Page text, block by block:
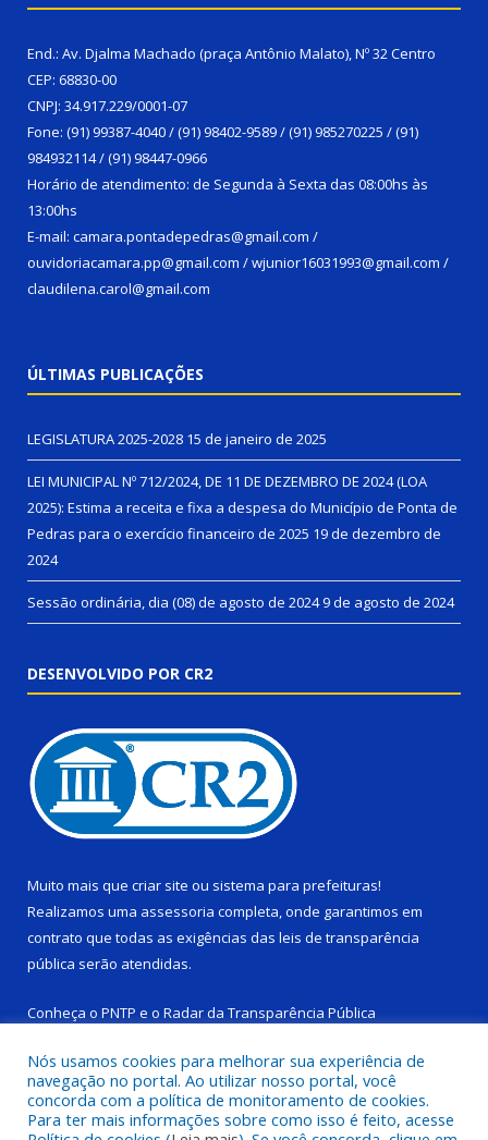
End.: Av. Djalma Machado (praça Antônio Malato), Nº 32 Centro
CEP: 68830-00
CNPJ: 34.917.229/0001-07
Fone: (91) 99387-4040 / (91) 98402-9589 / (91) 985270225 / (91)
984932114 / (91) 98447-0966
Horário de atendimento: de Segunda à Sexta das 08:00hs às
13:00hs
E-mail: camara.pontadepedras@gmail.com /
ouvidoriacamara.pp@gmail.com / wjunior16031993@gmail.com /
claudilena.carol@gmail.com
ÚLTIMAS PUBLICAÇÕES
LEGISLATURA 2025-2028 15 de janeiro de 2025
LEI MUNICIPAL Nº 712/2024, DE 11 DE DEZEMBRO DE 2024 (LOA
2025): Estima a receita e fixa a despesa do Município de Ponta de
Pedras para o exercício financeiro de 2025 19 de dezembro de
2024
Sessão ordinária, dia (08) de agosto de 20249 de agosto de 2024
DESENVOLVIDO POR CR2
Muito mais que criar site ou sistema para prefeituras!
Realizamos uma assessoria completa, onde garantimos em
contrato que todas as exigências das leis de transparência
pública serão atendidas.
Conheça o PNTP e o Radar da Transparência Pública
Todos os direitos reservados a Câmara Municipal de Ponta de
Nós usamos cookies para melhorar sua experiência de
navegação no portal. Ao utilizar nosso portal, você
concorda com a política de monitoramento de cookies.
Para ter mais informações sobre como isso é feito, acesse